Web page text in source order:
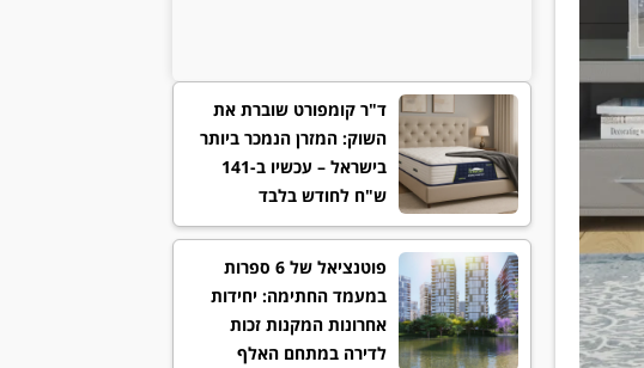
ד"ר קומפורט שוברת את
השוק: המזרן הנמכר ביותר
בישראל – עכשיו ב-141
ש"ח לחודש בלבד
פוטנציאל של 6 ספרות
במעמד החתימה: יחידות
אחרונות המקנות זכות
לדירה במתחם האלף